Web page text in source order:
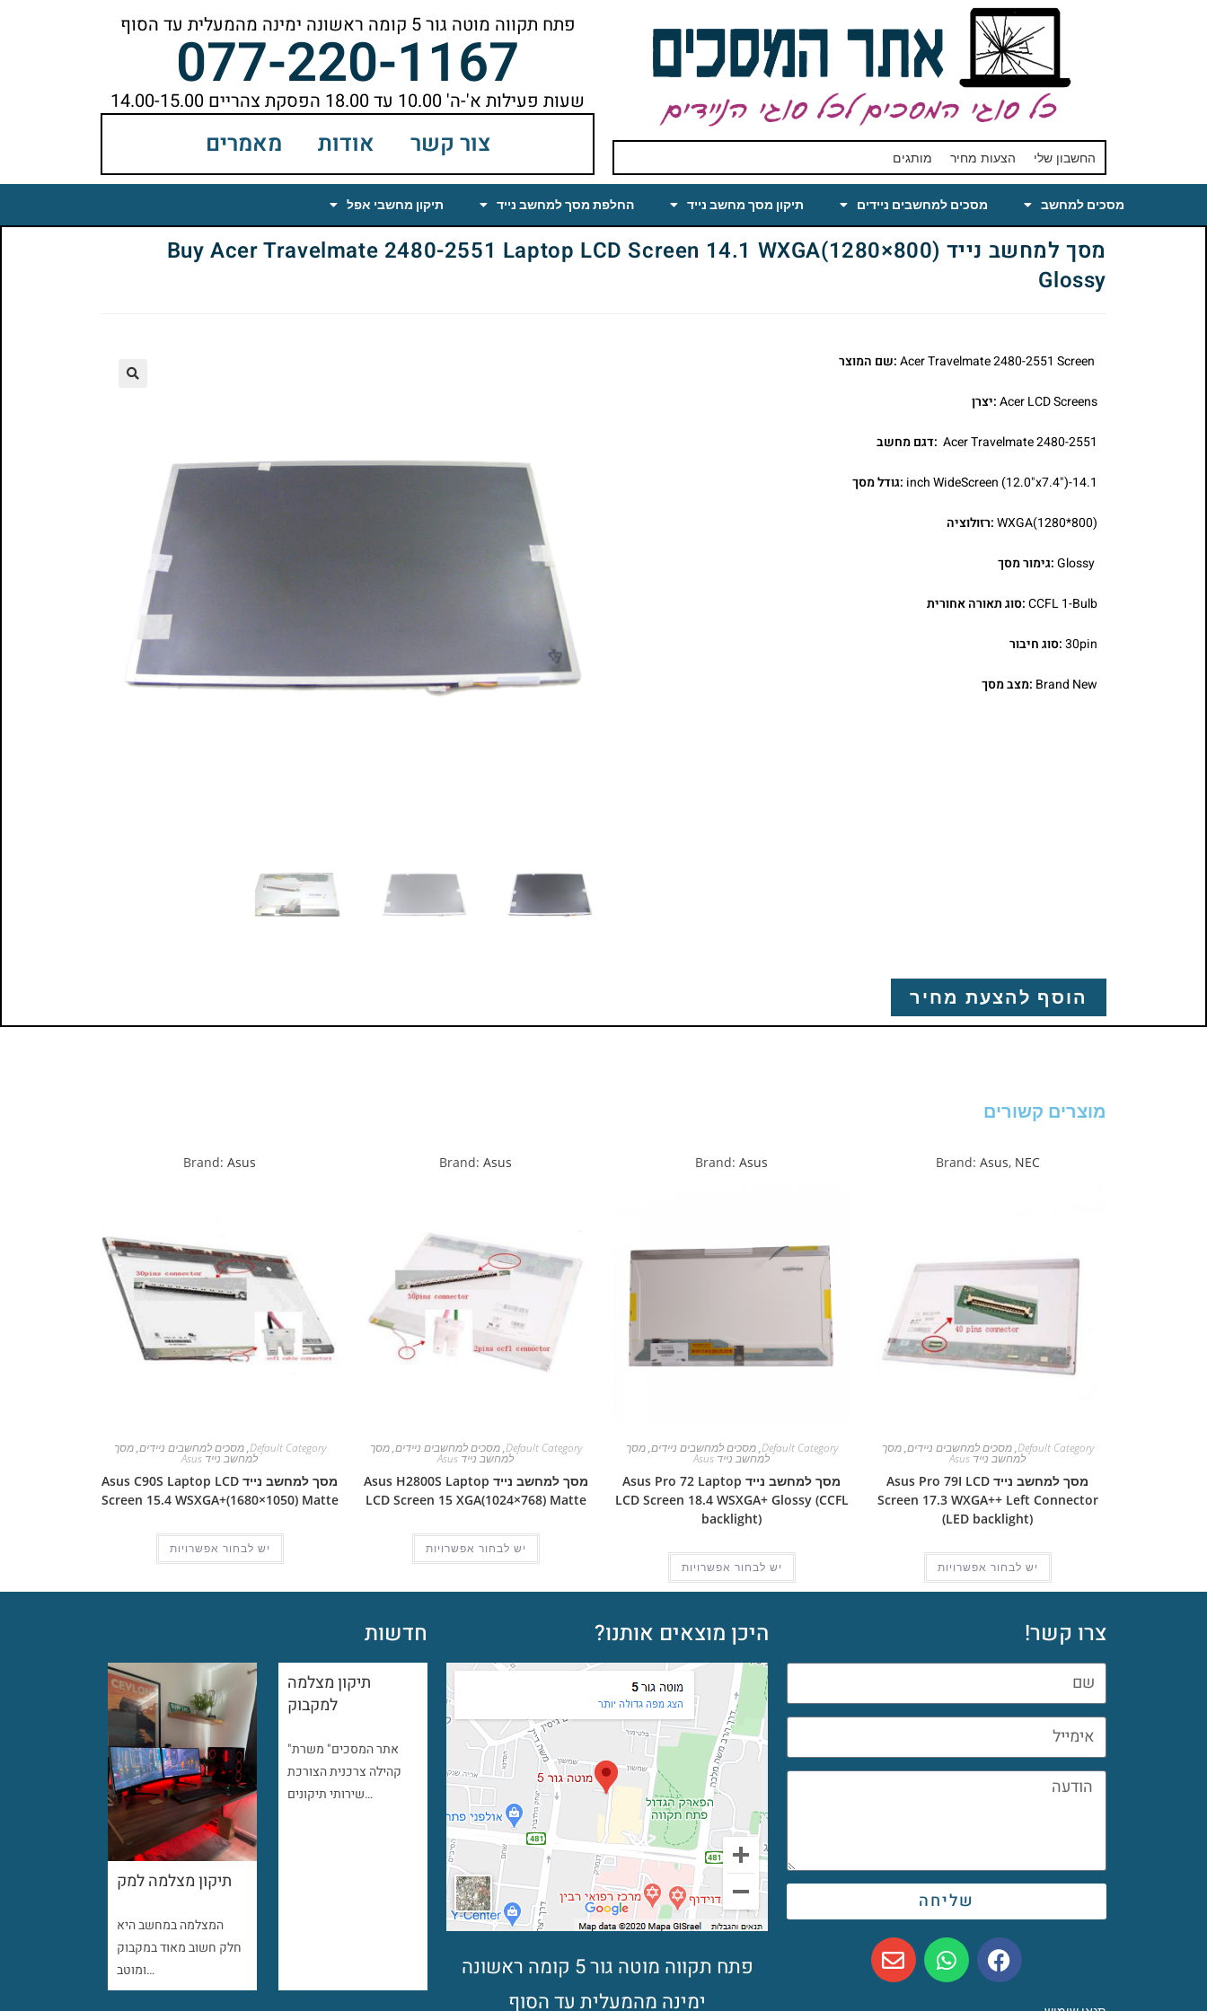
החשבון שלי הצעות מחיר מותגים
פתח תקווה מוטה גור 5 קומה ראשונה ימינה מהמעלית עד הסוף
077-220-1167שעות פעילות א'-ה' 10.00 עד 18.00 הפסקת צהריים 14.00-15.00
צור קשר אודות מאמרים
מסכים למחשב מסכים למחשבים ניידים תיקון מסך מחשב נייד החלפת מסך למחשב נייד תיקון מחשבי אפל
מסך למחשב נייד Buy Acer Travelmate 2480-2551 Laptop LCD Screen 14.1 WXGA(1280×800)
Glossy
:שם המוצר
Acer LCD Screens:יצרן
Acer Travelmate 2480-2551 :דגם מחשב
14.1-inch WideScreen (12.0"x7.4") :גודל מסך
WXGA(1280*800):רזולוציה
Glossy:גימור מסך
CCFL 1-Bulb:סוג תאורה אחורית
30pin:סוג חיבור
Brand New :מצב מסך
הוסף להצעת מחיר
מוצרים קשורים
Brand: Asus, NEC
Default Category
,מסכים למחשבים ניידים,מסך
למחשב נייד Asus
מסך למחשב נייד Asus Pro 79I LCD
Screen 17.3 WXGA++ Left Connector
(LED backlight)
יש לבחור אפשרויות
Brand: Asus
Default Category
,מסכים למחשבים ניידים,מסך
למחשב נייד Asus
מסך למחשב נייד Asus Pro 72 Laptop
LCD Screen 18.4 WSXGA+ Glossy (CCFL
backlight)
יש לבחור אפשרויות
Brand: Asus
Default Category
,מסכים למחשבים ניידים,מסך
למחשב נייד Asus
מסך למחשב נייד Asus H2800S Laptop
LCD Screen 15 XGA(1024×768) Matte
יש לבחור אפשרויות
Brand: Asus
Default Category
,מסכים למחשבים ניידים,מסך
למחשב נייד Asus
מסך למחשב נייד Asus C90S Laptop LCD
Screen 15.4 WSXGA+(1680×1050) Matte
יש לבחור אפשרויות
צרו קשר!
שליחה
היכן מוצאים אותנו?
פתח תקווה מוטה גור 5 קומה ראשונה
ימינה מהמעלית עד הסוף
חדשות
תיקון מצלמה למק
המצלמה במחשב היא
חלק חשוב מאוד במקבוק
ומוטב…
תיקון מצלמה
למקבוק
"אתר המסכים" משרת
קהילה צרכנית הצורכת
שירותי תיקונים…